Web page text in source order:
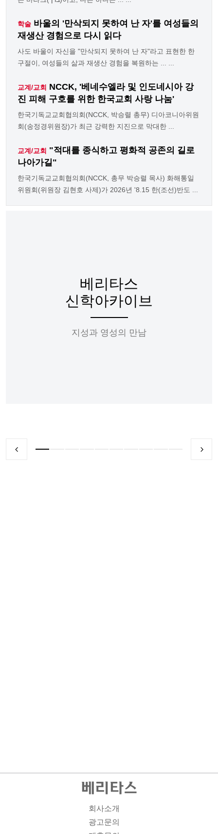
학술 바울의 '만삭되지 못하여 난 자'를 여성들의
재생산 경험으로 다시 읽다
사도 바울이 자신을 "만삭되지 못하여 난 자"라고 표현한 한
구절이, 여성들의 삶과 재생산 경험을 복원하는 ... ...
교계/교회 NCCK, '베네수엘라 및 인도네시아 강
진 피해 구호를 위한 한국교회 사랑 나눔'
한국기독교교회협의회(NCCK, 박승렬 총무) 디아코니아위원
회(송정경위원장)가 최근 강력한 지진으로 막대한 ...
교계/교회 "적대를 종식하고 평화적 공존의 길로
나아가길"
한국기독교교회협의회(NCCK, 총무 박승렬 목사) 화해통일
위원회(위원장 김현호 사제)가 2026년 '8.15 한(조선)반도 ...
베리타스
신학아카이브
지성과 영성의 만남
회사소개
광고문의